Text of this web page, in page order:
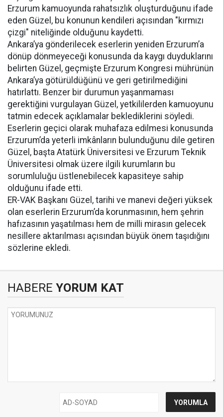
Erzurum kamuoyunda rahatsızlık oluşturduğunu ifade
eden Güzel, bu konunun kendileri açısından "kırmızı
çizgi" niteliğinde olduğunu kaydetti.
Ankara’ya gönderilecek eserlerin yeniden Erzurum’a
dönüp dönmeyeceği konusunda da kaygı duyduklarını
belirten Güzel, geçmişte Erzurum Kongresi mührünün
Ankara’ya götürüldüğünü ve geri getirilmediğini
hatırlattı. Benzer bir durumun yaşanmaması
gerektiğini vurgulayan Güzel, yetkililerden kamuoyunu
tatmin edecek açıklamalar beklediklerini söyledi.
Eserlerin geçici olarak muhafaza edilmesi konusunda
Erzurum’da yeterli imkânların bulunduğunu dile getiren
Güzel, başta Atatürk Üniversitesi ve Erzurum Teknik
Üniversitesi olmak üzere ilgili kurumların bu
sorumluluğu üstlenebilecek kapasiteye sahip
olduğunu ifade etti.
ER-VAK Başkanı Güzel, tarihi ve manevi değeri yüksek
olan eserlerin Erzurum’da korunmasının, hem şehrin
hafızasının yaşatılması hem de milli mirasın gelecek
nesillere aktarılması açısından büyük önem taşıdığını
sözlerine ekledi.
HABERE YORUM KAT